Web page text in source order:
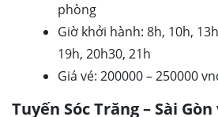
phòng
Giờ khởi hành: 8h, 10h,
19h, 20h30, 21h
Giá vé: 200000 – 250000
Tuyến Sóc Trăng – Sài